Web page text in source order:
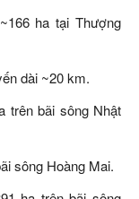
ha tại Thượng
dài ~20 km.
trên bãi sông Nhật
sông Hoàng Mai.